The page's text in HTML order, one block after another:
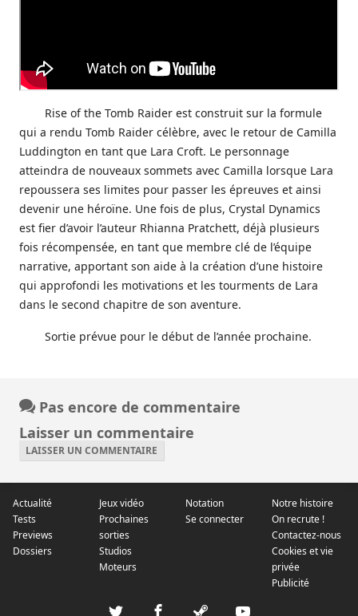
Rise of the Tomb Raider est construit sur la formule
qui a rendu Tomb Raider célèbre, avec le retour de Camilla
Luddington en tant que Lara Croft. Le personnage
atteindra de nouveaux sommets avec Camilla lorsque Lara
repoussera ses limites pour passer les épreuves et ainsi
devenir une héroïne. Une fois de plus, Crystal Dynamics
est fier d’avoir l’auteur Rhianna Pratchett, déjà plusieurs
fois récompensée, en tant que membre clé de l’équipe
narrative, apportant son aide à la création d’une histoire
qui approfondi les motivations et les tourments de Lara
dans le second chapitre de son aventure.
Sortie prévue pour le début de l’année prochaine.
Pas encore de commentaire
Laisser un commentaire
LAISSER UN COMMENTAIRE
Actualité
Tests
Previews
Dossiers
Jeux vidéo
Prochaines
sorties
Studios
Moteurs
Notation
Se connecter
Notre histoire
On recrute !
Contactez-nous
Cookies et vie
privée
Publicité